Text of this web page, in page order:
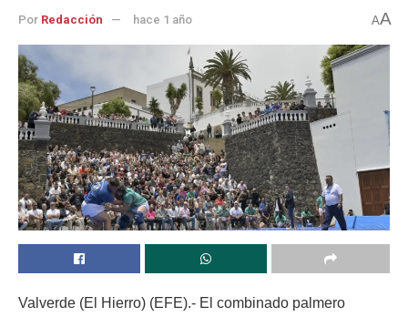
Por Redacción hace 1 año AA
Valverde (El Hierro) (EFE).- El combinado palmero